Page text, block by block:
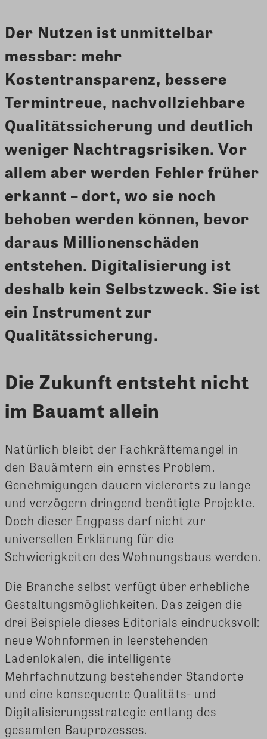
Der Nutzen ist unmittelbar
messbar: mehr
Kostentransparenz, bessere
Termintreue, nachvollziehbare
Qualitätssicherung und deutlich
weniger Nachtragsrisiken. Vor
allem aber werden Fehler früher
erkannt – dort, wo sie noch
behoben werden können, bevor
daraus Millionenschäden
entstehen. Digitalisierung ist
deshalb kein Selbstzweck. Sie ist
ein Instrument zur
Qualitätssicherung.
Die Zukunft entsteht nicht
im Bauamt allein
Natürlich bleibt der Fachkräftemangel in
den Bauämtern ein ernstes Problem.
Genehmigungen dauern vielerorts zu lange
und verzögern dringend benötigte Projekte.
Doch dieser Engpass darf nicht zur
universellen Erklärung für die
Schwierigkeiten des Wohnungsbaus werden.
Die Branche selbst verfügt über erhebliche
Gestaltungsmöglichkeiten. Das zeigen die
drei Beispiele dieses Editorials eindrucksvoll:
neue Wohnformen in leerstehenden
Ladenlokalen, die intelligente
Mehrfachnutzung bestehender Standorte
und eine konsequente Qualitäts- und
Digitalisierungsstrategie entlang des
gesamten Bauprozesses.